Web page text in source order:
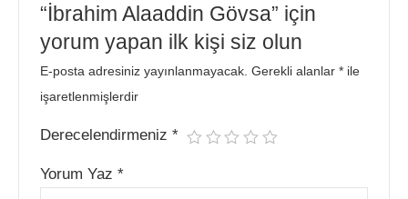
“İbrahim Alaaddin Gövsa” için
yorum yapan ilk kişi siz olun
E-posta adresiniz yayınlanmayacak. Gerekli alanlar* ile
işaretlenmişlerdir
Derecelendirmeniz*
Yorum Yaz*